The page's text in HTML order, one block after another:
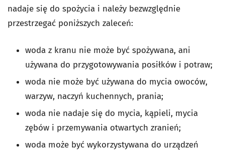
nadaje się do spożycia i należy bezwzględnie
przestrzegać poniższych zaleceń:
woda z kranu nie może być spożywana, ani
używana do przygotowywania posiłków i potraw;
woda nie może być używana do mycia owoców,
warzyw, naczyń kuchennych, prania;
woda nie nadaje się do mycia, kąpieli, mycia
zębów i przemywania otwartych zranień;
woda może być wykorzystywana do urządzeń